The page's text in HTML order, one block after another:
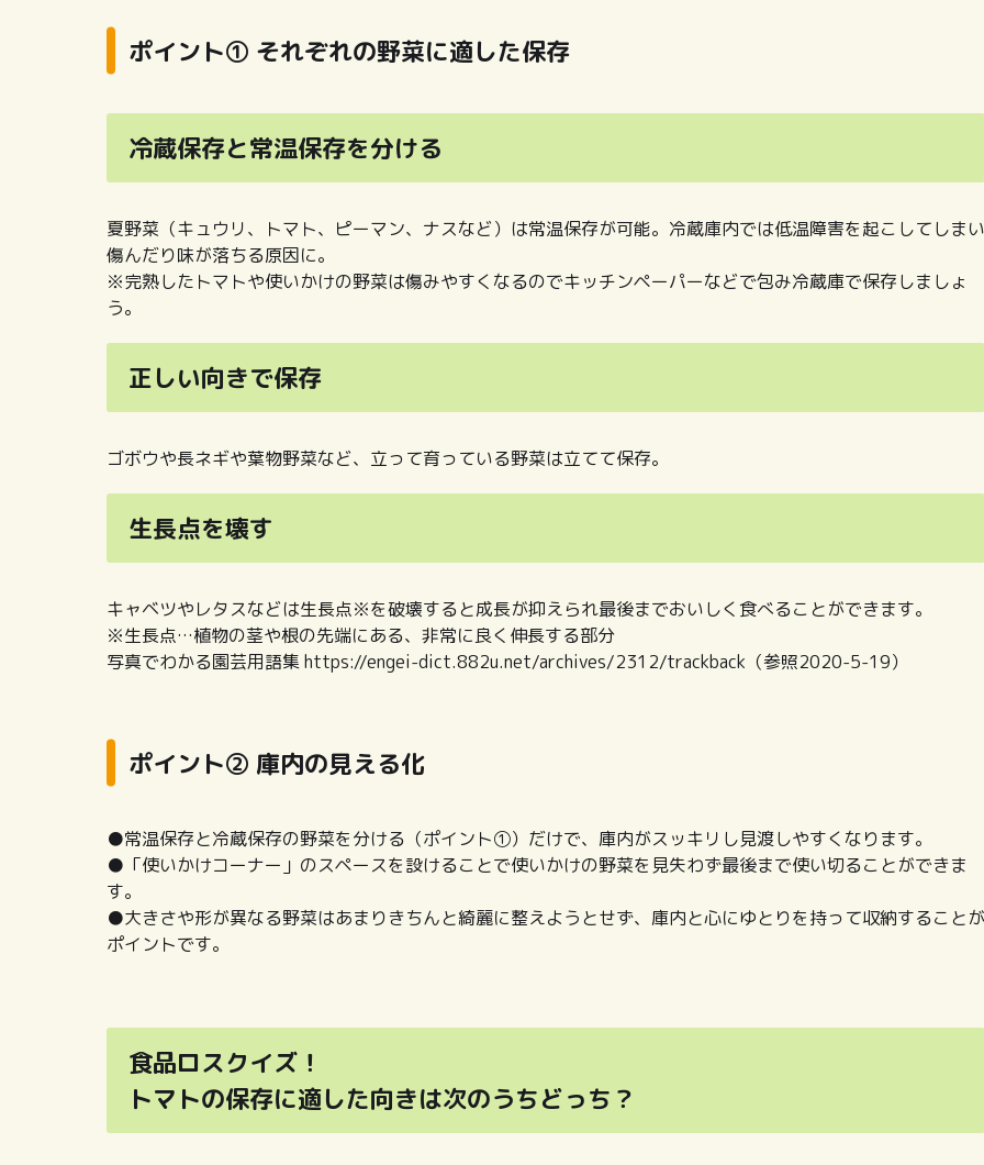
ポイント① それぞれの野菜に適した保存
冷蔵保存と常温保存を分ける
夏野菜（キュウリ、トマト、ピーマン、ナスなど）は常温保存が可能。冷蔵庫内では低温障害を起こしてしまい
傷んだり味が落ちる原因に。
※完熟したトマトや使いかけの野菜は傷みやすくなるのでキッチンペーパーなどで包み冷蔵庫で保存しましょ
う。
正しい向きで保存
ゴボウや長ネギや葉物野菜など、立って育っている野菜は立てて保存。
生長点を壊す
キャベツやレタスなどは生長点※を破壊すると成長が抑えられ最後までおいしく食べることができます。
※生長点…植物の茎や根の先端にある、非常に良く伸長する部分
写真でわかる園芸用語集 https://engei-dict.882u.net/archives/2312/trackback（参照2020-5-19）
ポイント② 庫内の見える化
●常温保存と冷蔵保存の野菜を分ける（ポイント①）だけで、庫内がスッキリし見渡しやすくなります。
●「使いかけコーナー」のスペースを設けることで使いかけの野菜を見失わず最後まで使い切ることができま
す。
●大きさや形が異なる野菜はあまりきちんと綺麗に整えようとせず、庫内と心にゆとりを持って収納することが
ポイントです。
食品ロスクイズ！
トマトの保存に適した向きは次のうちどっち？